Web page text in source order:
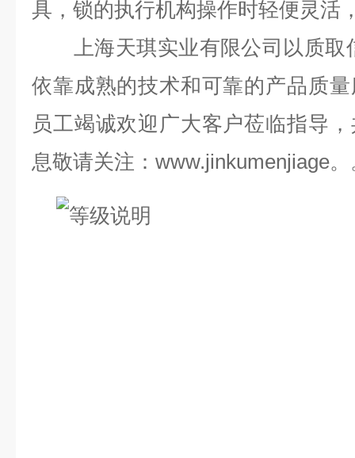
具，锁的执行机构操作时轻便灵活
上海天琪实业有限公司以质取
依靠成熟的技术和可靠的产品质
员工竭诚欢迎广大客户莅临指导
息敬请关注：www.jinkumenjiage